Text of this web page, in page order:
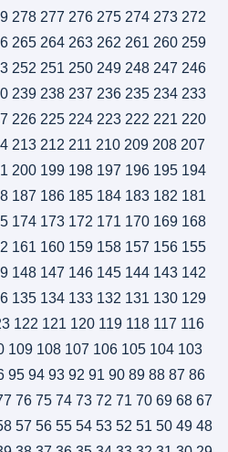
278 277 276 275 274 273 272
265 264 263 262 261 260 259
252 251 250 249 248 247 246
239 238 237 236 235 234 233
226 225 224 223 222 221 220
213 212 211 210 209 208 207
200 199 198 197 196 195 194
187 186 185 184 183 182 181
174 173 172 171 170 169 168
161 160 159 158 157 156 155
148 147 146 145 144 143 142
135 134 133 132 131 130 129
122 121 120 119 118 117 116
109 108 107 106 105 104 103
95 94 93 92 91 90 89 88 87 86
76 75 74 73 72 71 70 69 68 67
57 56 55 54 53 52 51 50 49 48